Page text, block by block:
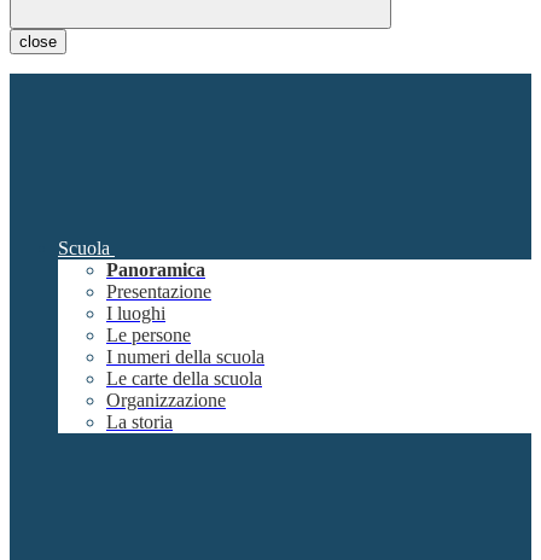
close
Scuola
Panoramica
Presentazione
I luoghi
Le persone
I numeri della scuola
Le carte della scuola
Organizzazione
La storia